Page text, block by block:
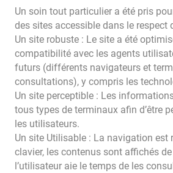
Un soin tout particulier a été pris
des sites accessible dans le respect
Un site robuste : Le site a été
compatibilité avec les agents
futurs (différents navigateurs et
consultations), y compris les
Un site perceptible : Les
tous types de terminaux afin d’être
les utilisateurs.
Un site Utilisable : La navigation est
clavier, les contenus sont affichés
l’utilisateur aie le temps de les